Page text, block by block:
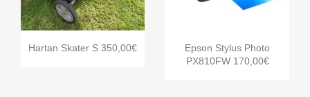
Γρήγορη προβολή
Hartan Skater S 350,00€ Γρήγορη προβολή
Epson Stylus Photo
PX810FW 170,00€